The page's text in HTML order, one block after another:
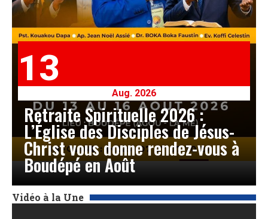
13
Aug. 2026
Retraite Spirituelle 2026 :
L’Église des Disciples de Jésus-
Christ vous donne rendez-vous à
Boudépé en Août
Vidéo à la Une